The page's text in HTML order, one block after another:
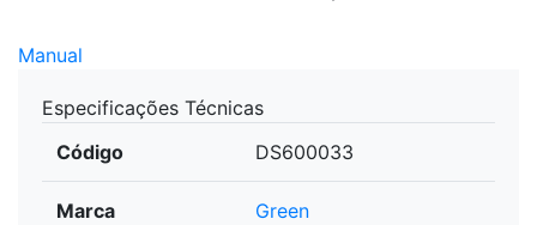
Manual
Especificações Técnicas
Código
DS600033
Marca Green